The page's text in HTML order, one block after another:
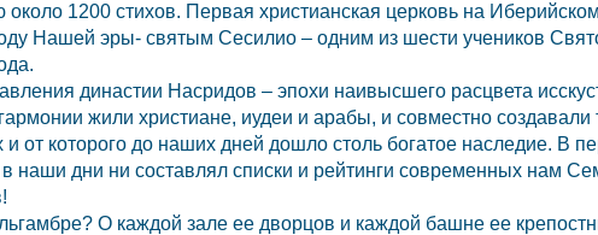
1200 стихов. Первая христианская церковь на
Нашей эры- святым Сесилио – одним из шести учеников
династии Насридов – эпохи наивысшего расцвета
жили христиане, иудеи и арабы, и совместно
от которого до наших дней дошло столь богатое наследие. В
наши дни ни составлял списки и рейтинги современных нам
О каждой зале ее дворцов и каждой башне ее